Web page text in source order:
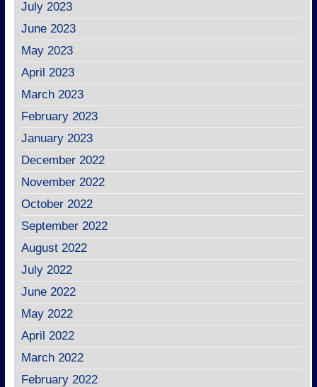
July 2023
June 2023
May 2023
April 2023
March 2023
February 2023
January 2023
December 2022
November 2022
October 2022
September 2022
August 2022
July 2022
June 2022
May 2022
April 2022
March 2022
February 2022